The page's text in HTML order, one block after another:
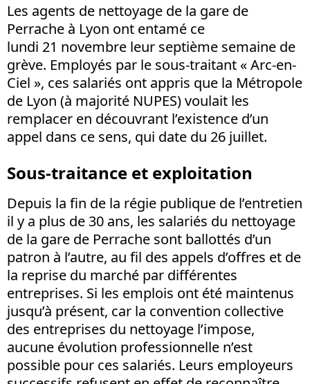
Les agents de nettoyage de la gare de
Perrache à Lyon ont entamé ce
lundi 21 novembre leur septième semaine de
grève. Employés par le sous-traitant « Arc-en-
Ciel », ces salariés ont appris que la Métropole
de Lyon (à majorité NUPES) voulait les
remplacer en découvrant l’existence d’un
appel dans ce sens, qui date du 26 juillet.
Sous-traitance et exploitation
Depuis la fin de la régie publique de l’entretien
il y a plus de 30 ans, les salariés du nettoyage
de la gare de Perrache sont ballottés d’un
patron à l’autre, au fil des appels d’offres et de
la reprise du marché par différentes
entreprises. Si les emplois ont été maintenus
jusqu’à présent, car la convention collective
des entreprises du nettoyage l’impose,
aucune évolution professionnelle n’est
possible pour ces salariés. Leurs employeurs